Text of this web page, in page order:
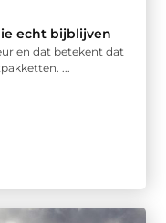
echt bijblijven
en dat betekent dat
...